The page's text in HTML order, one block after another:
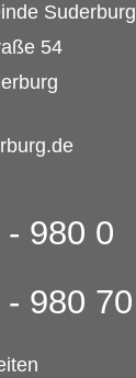
Suderburg
54
980 0
980 70